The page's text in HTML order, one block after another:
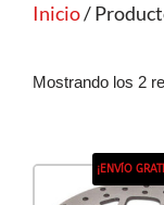
Inicio/
Mostrando los 2
¡ENVÍO